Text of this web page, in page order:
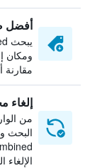
أفضل
ومكان
مقارنة
إلغاء
من
البحث
الإلغاء